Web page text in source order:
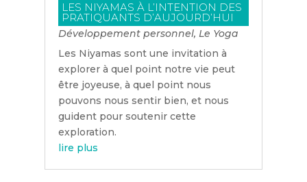
LES NIYAMAS À L’INTENTION DES
PRATIQUANTS D’AUJOURD’HUI
Développement personnel, Le Yoga
Les Niyamas sont une invitation à
explorer à quel point notre vie peut
être joyeuse, à quel point nous
pouvons nous sentir bien, et nous
guident pour soutenir cette
exploration.
lire plus